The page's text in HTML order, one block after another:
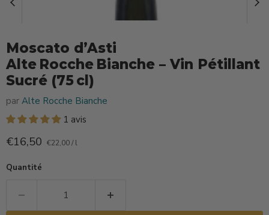
Moscato d’Asti
Alte Rocche Bianche – Vin Pétillant
Sucré (75 cl)
par Alte Rocche Bianche
1 avis
Prix actuel
€16,50 €22,00/l
Quantité